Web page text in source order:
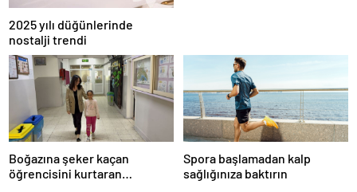
2025 yılı düğünlerinde
nostalji trendi
Boğazına şeker kaçan
öğrencisini kurtaran
Spora başlamadan kalp
sağlığınıza baktırın